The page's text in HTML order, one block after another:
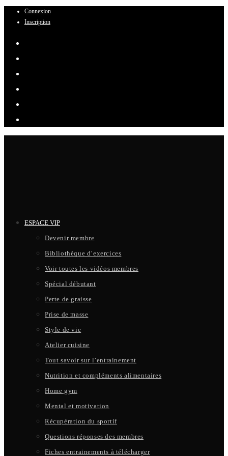
Skip
content
Connexion
Inscription
ESPACE VIP
Devenir membre
Bibliothèque d’exercices
Voir toutes les vidéos membres
Spécial débutant
Perte de graisse
Prise de masse
Style de vie
Atelier cuisine
Tout savoir sur l’entrainement
Nutrition et compléments alimentaires
Home gym
Mental et motivation
Récupération du sportif
Questions réponses des membres
Fiches entrainements à télécharger